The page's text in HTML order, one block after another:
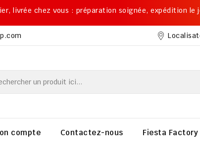
livrée chez vous : préparation soignée, expédition
compte Contactez-nous Fiesta Factory